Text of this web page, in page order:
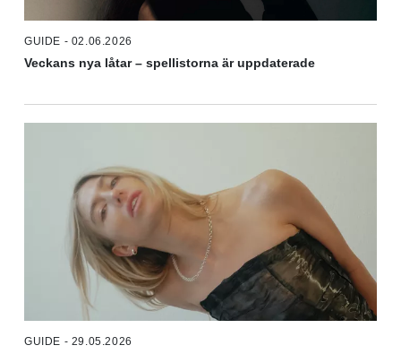
GUIDE - 02.06.2026
Veckans nya låtar – spellistorna är uppdaterade
GUIDE - 29.05.2026